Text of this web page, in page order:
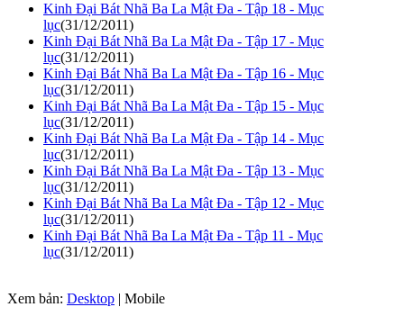
Kinh Đại Bát Nhã Ba La Mật Đa - Tập 18 - Mục
lục(31/12/2011)
Kinh Đại Bát Nhã Ba La Mật Đa - Tập 17 - Mục
lục(31/12/2011)
Kinh Đại Bát Nhã Ba La Mật Đa - Tập 16 - Mục
lục(31/12/2011)
Kinh Đại Bát Nhã Ba La Mật Đa - Tập 15 - Mục
lục(31/12/2011)
Kinh Đại Bát Nhã Ba La Mật Đa - Tập 14 - Mục
lục(31/12/2011)
Kinh Đại Bát Nhã Ba La Mật Đa - Tập 13 - Mục
lục(31/12/2011)
Kinh Đại Bát Nhã Ba La Mật Đa - Tập 12 - Mục
lục(31/12/2011)
Kinh Đại Bát Nhã Ba La Mật Đa - Tập 11 - Mục
lục(31/12/2011)
Xem bản: Desktop | Mobile